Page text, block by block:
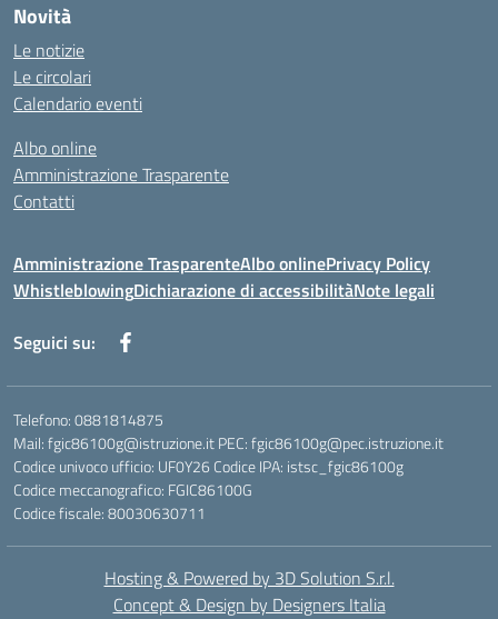
Novità
Le notizie
Le circolari
Calendario eventi
Albo online
Amministrazione Trasparente
Contatti
Amministrazione TrasparenteAlbo onlinePrivacy Policy
WhistleblowingDichiarazione di accessibilitàNote legali
Seguici su:
Telefono: 0881814875
Mail: fgic86100g@istruzione.it PEC: fgic86100g@pec.istruzione.it
Codice univoco ufficio: UF0Y26 Codice IPA: istsc_fgic86100g
Codice meccanografico: FGIC86100G
Codice fiscale: 80030630711
Hosting & Powered by 3D Solution S.r.l.
Concept & Design by Designers Italia